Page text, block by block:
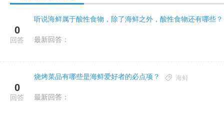
0
回答
听说海鲜属于酸性食物，除了海鲜之外，酸性食物还有哪些？
最新回答：
0
回答
烧烤菜品有哪些是海鲜爱好者的必点项？ 海鲜
最新回答：